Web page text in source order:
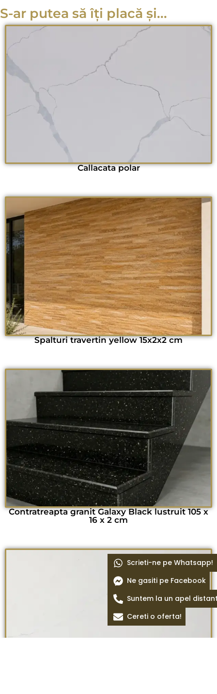
S-ar putea să îți placă și...
Callacata polar
Spalturi travertin yellow 15x2x2 cm
Contratreapta granit Galaxy Black lustruit 105 x
16 x 2 cm
Scrieti-ne pe Whatsapp!
Ne gasiti pe Facebook
Suntem la un apel
Cereti o oferta!